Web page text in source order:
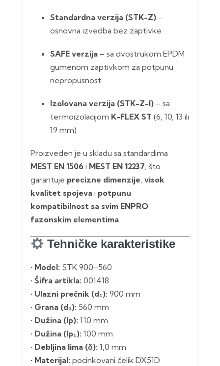
Standardna verzija (STK-Z) –
osnovna izvedba bez zaptivke
SAFE verzija – sa dvostrukom EPDM
gumenom zaptivkom za potpunu
nepropusnost
Izolovana verzija (STK-Z-I) – sa
termoizolacijom K-FLEX ST (6, 10, 13 ili
19 mm)
Proizveden je u skladu sa standardima
MEST EN 1506 i MEST EN 12237, što
garantuje precizne dimenzije, visok
kvalitet spojeva i potpunu
kompatibilnost sa svim ENPRO
fazonskim elementima.
Tehničke karakteristike
• Model: STK 900–560
• Šifra artikla: 001418
• Ulazni prečnik (d₁): 900 mm
• Grana (d₃): 560 mm
• Dužina (lp): 110 mm
• Dužina (lp₁): 100 mm
• Debljina lima (δ): 1,0 mm
• Materijal: pocinkovani čelik DX51D